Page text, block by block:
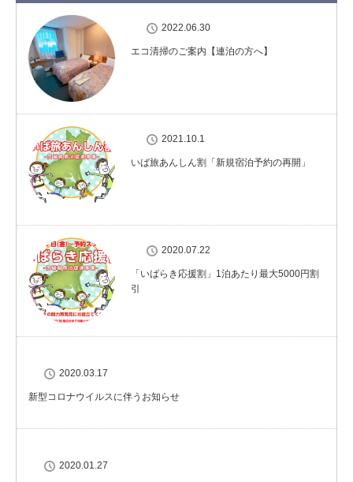
2022.06.30
エコ清掃のご案内【連泊の方へ】
2021.10.1
いば旅あんしん割「新規宿泊予約の再開」
2020.07.22
「いばらき応援割」1泊あたり最大5000円割
引
2020.03.17
新型コロナウイルスに伴うお知らせ
2020.01.27